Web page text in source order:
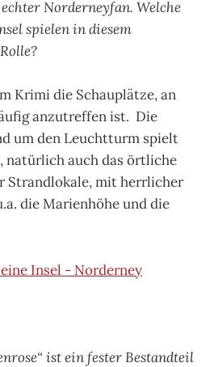
Norderneyfan. Welche
spielen in diesem
Krimi die Schauplätze, an
anzutreffen ist. Die
um den Leuchtturm spielt
natürlich auch das örtliche
Strandlokale, mit herrlicher
die Marienhöhe und die
ist ein fester Bestandteil